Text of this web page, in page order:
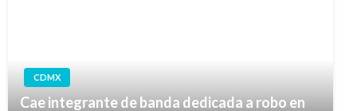
CDMX
Cae integrante de banda dedicada a robo en